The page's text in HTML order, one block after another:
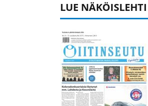
LUE NÄKÖISLEHTI